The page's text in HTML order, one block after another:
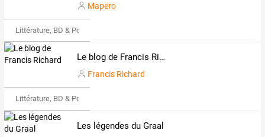
Mapero
Littérature, BD & Poésie
Le blog de Francis Richard
Francis Richard
Littérature, BD & Poésie
Les légendes du Graal